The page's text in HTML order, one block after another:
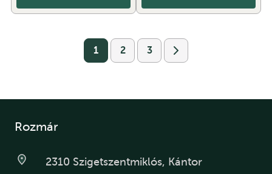
1 2 3
Rozmár
2310 Szigetszentmiklós, Kántor